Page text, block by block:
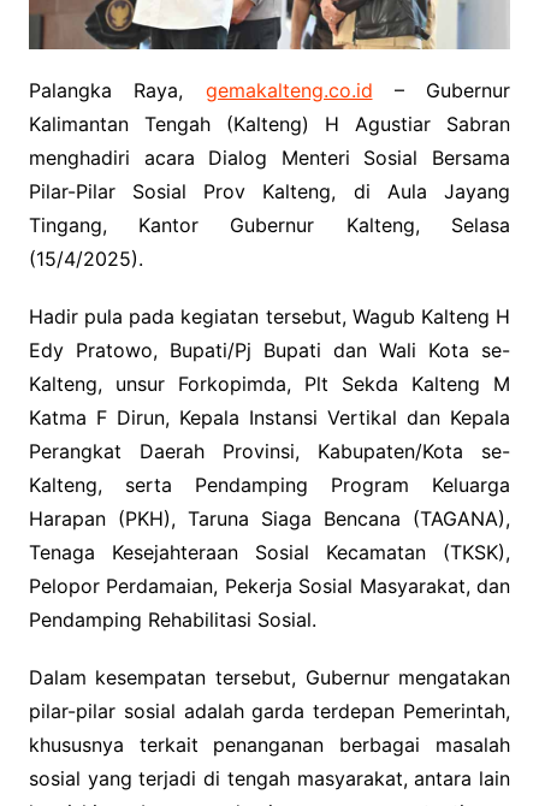
Palangka Raya, gemakalteng.co.id – Gubernur
Kalimantan Tengah (Kalteng) H Agustiar Sabran
menghadiri acara Dialog Menteri Sosial Bersama
Pilar-Pilar Sosial Prov Kalteng, di Aula Jayang
Tingang, Kantor Gubernur Kalteng, Selasa
(15/4/2025).
Hadir pula pada kegiatan tersebut, Wagub Kalteng H
Edy Pratowo, Bupati/Pj Bupati dan Wali Kota se-
Kalteng, unsur Forkopimda, Plt Sekda Kalteng M
Katma F Dirun, Kepala Instansi Vertikal dan Kepala
Perangkat Daerah Provinsi, Kabupaten/Kota se-
Kalteng, serta Pendamping Program Keluarga
Harapan (PKH), Taruna Siaga Bencana (TAGANA),
Tenaga Kesejahteraan Sosial Kecamatan (TKSK),
Pelopor Perdamaian, Pekerja Sosial Masyarakat, dan
Pendamping Rehabilitasi Sosial.
Dalam kesempatan tersebut, Gubernur mengatakan
pilar-pilar sosial adalah garda terdepan Pemerintah,
khususnya terkait penanganan berbagai masalah
sosial yang terjadi di tengah masyarakat, antara lain